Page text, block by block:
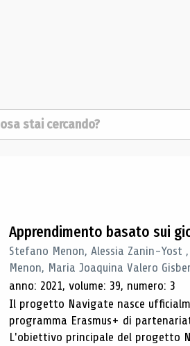
ricerca
Apprendimento basato sui
Stefano Menon, Alessia Zanin-Yost
Menon, Maria Joaquina Valero
anno: 2021, volume: 39, numero: 3
Il progetto Navigate nasce
programma Erasmus+ di
L'obiettivo principale del progetto